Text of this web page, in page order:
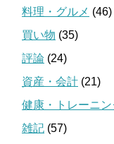
料理・グルメ (46)
買い物 (35)
評論 (24)
資産・会計 (21)
健康・トレーニン
雑記 (57)